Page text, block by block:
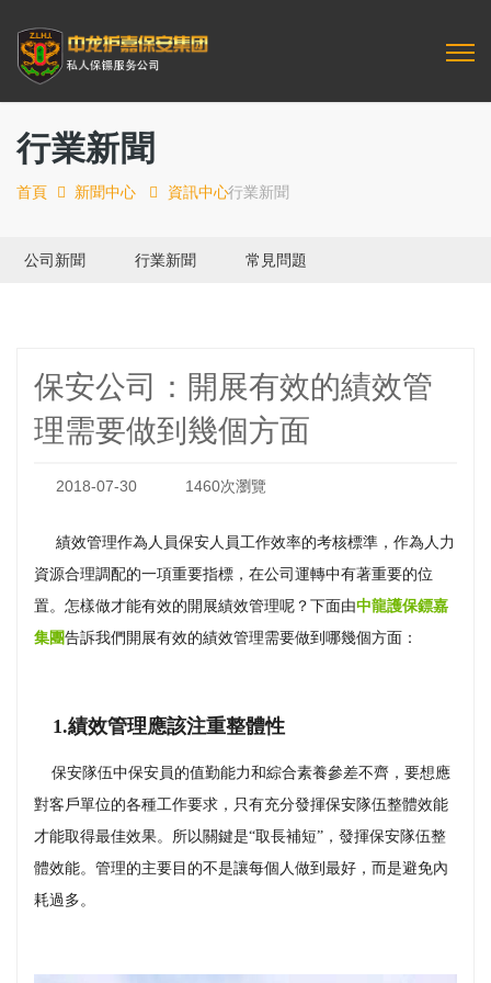
行業新聞
首頁 新聞中心 資訊中心行業新聞
公司新聞 行業新聞 常見問題
保安公司：開展有效的績效管
理需要做到幾個方面
2018-07-30 1460次瀏覽
績效管理作為人員保安人員工作效率的考核標準，作為人力
資源合理調配的一項重要指標，在公司運轉中有著重要的位
置。怎樣做才能有效的開展績效管理呢？下面由中龍護保鏢嘉
集團告訴我們開展有效的績效管理需要做到哪幾個方面：
1.績效管理應該注重整體性
保安隊伍中保安員的值勤能力和綜合素養參差不齊，要想應
對客戶單位的各種工作要求，只有充分發揮保安隊伍整體效能
才能取得最佳效果。所以關鍵是“取長補短”，發揮保安隊伍整
體效能。管理的主要目的不是讓每個人做到最好，而是避免內
耗過多。